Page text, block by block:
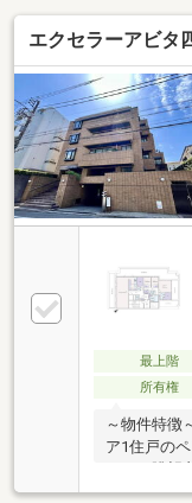
エクセラーアビタ
最上階
所有権
～物件特徴
ア1住戸の
たり、眺望
約23.02平